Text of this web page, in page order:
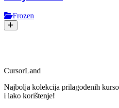
Frozen
CursorLand
Najbolja kolekcija prilagođenih
i lako korištenje!